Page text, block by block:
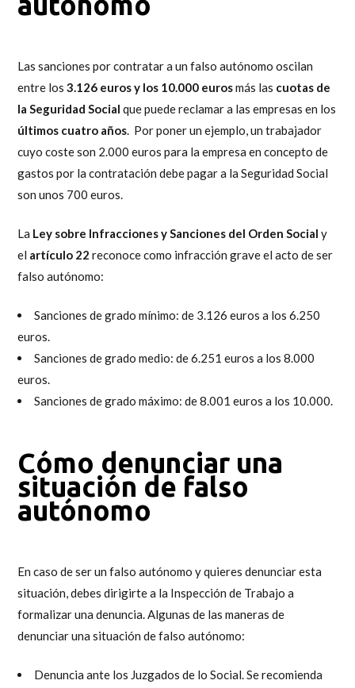
Las sanciones por contratar a un falso autónomo oscilan
entre los3.126 euros y los 10.000 eurosmás las cuotas de
la Seguridad Social que puede reclamar a las empresas en los
últimos cuatro años. Por poner un ejemplo, un trabajador
cuyo coste son 2.000 euros para la empresa en concepto de
gastos por la contratación debe pagar a la Seguridad Social
son unos 700 euros.
La Ley sobre Infracciones y Sanciones del Orden Social y
el artículo 22 reconoce como infracción grave el acto de ser
falso autónomo:
Sanciones de grado mínimo: de 3.126 euros a los 6.250
euros.
Sanciones de grado medio: de 6.251 euros a los 8.000
euros.
Sanciones de grado máximo: de 8.001 euros a los 10.000.
Cómo denunciar una
situación de falso
autónomo
En caso de ser un falso autónomo y quieres denunciar esta
situación, debes dirigirte a la Inspección de Trabajo a
formalizar una denuncia. Algunas de las maneras de
denunciar una situación de falso autónomo:
Denuncia ante los Juzgados de lo Social. Se recomienda